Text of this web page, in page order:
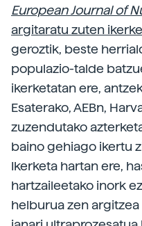
European Journal of
argitaratu zuten
geroztik, beste
populazio-talde
ikerketatan ere,
Esaterako, AEBn,
zuzendutako
baino gehiago ikertu
Ikerketa hartan ere,
hartzaileetako inork
helburua zen